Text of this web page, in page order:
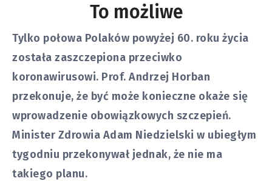
To możliwe
Tylko połowa Polaków powyżej 60. roku życia
została zaszczepiona przeciwko
koronawirusowi. Prof. Andrzej Horban
przekonuje, że być może konieczne okaże się
wprowadzenie obowiązkowych szczepień.
Minister Zdrowia Adam Niedzielski w ubiegłym
tygodniu przekonywał jednak, że nie ma
takiego planu.